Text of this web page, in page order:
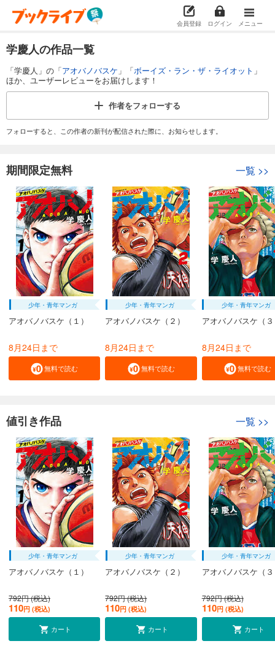
会員登録 ログイン メニュー
学慶人の作品一覧
「学慶人」の「アオバノバスケ 」「ボーイズ・ラン・ザ・ライオット 」
ほか、ユーザーレビューをお届けします！
作者をフォローする
フォローすると、この作者の新刊が配信された際に、お知らせします。
期間限定無料 一覧 >>
少年・青年マンガ
アオバノバスケ（１）
8月24日まで
無料で読む
少年・青年マンガ
アオバノバスケ（２）
8月24日まで
無料で読む
少年・青年マンガ
アオバノバスケ（
8月24日まで
無料で読む
値引き作品 一覧 >>
少年・青年マンガ
アオバノバスケ（１）
792円 (税込)
110円 (税込)
カート
少年・青年マンガ
アオバノバスケ（２）
792円 (税込)
110円 (税込)
カート
少年・青年マンガ
アオバノバスケ（
792円 (税込)
110円 (税込)
カート